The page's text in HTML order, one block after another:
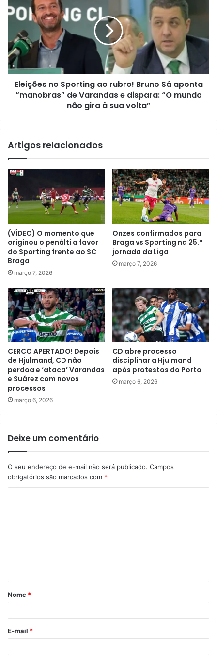
Eleições no Sporting ao rubro! Bruno Sá aponta
“manobras” de Varandas e dispara: “O mundo
não gira à sua volta”
Artigos relacionados
(VÍDEO) O momento que
originou o penálti a favor
do Sporting frente ao SC
Braga
março 7, 2026
Onzes confirmados para
Braga vs Sporting na 25.ª
jornada da Liga
março 7, 2026
CERCO APERTADO! Depois
de Hjulmand, CD não
perdoa e ‘ataca’ Varandas
e Suárez com novos
processos
março 6, 2026
CD abre processo
disciplinar a Hjulmand
após protestos do Porto
março 6, 2026
Deixe um comentário
O seu endereço de e-mail não será publicado. Campos
obrigatórios são marcados com *
á
r
*
Nome *
E-mail *